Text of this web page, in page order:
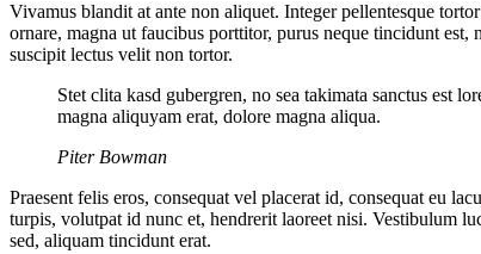
Vivamus blandit at ante non aliquet. Integer pellentesque
ornare, magna ut faucibus porttitor, purus neque tincidunt
suscipit lectus velit non tortor.
Stet clita kasd gubergren, no sea takimata sanctus est
magna aliquyam erat, dolore magna aliqua.
Piter Bowman
Praesent felis eros, consequat vel placerat id, consequat eu
turpis, volutpat id nunc et, hendrerit laoreet nisi. Vestibulum
sed, aliquam tincidunt erat.